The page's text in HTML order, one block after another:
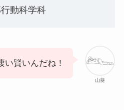
動科学科
山葵
い賢いんだね！